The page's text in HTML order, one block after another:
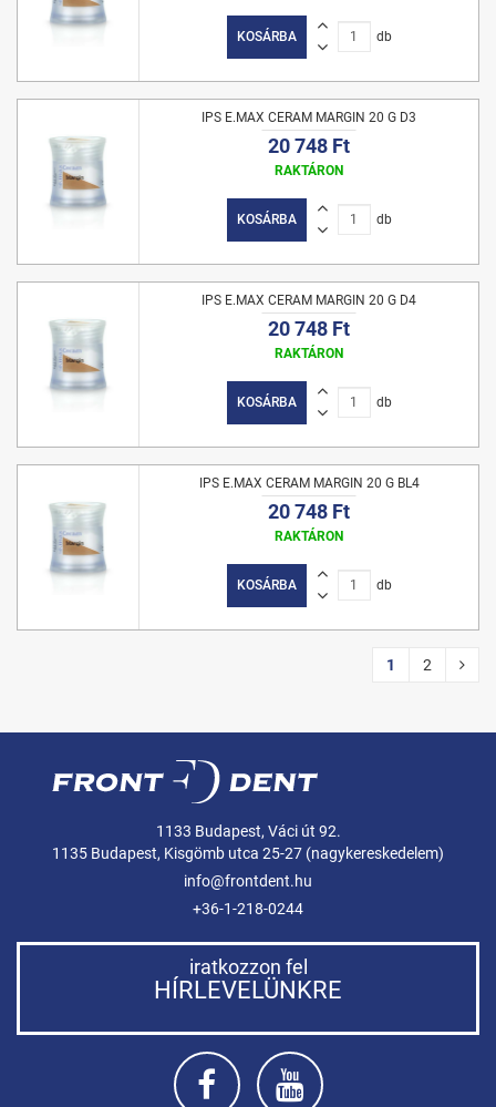
KOSÁRBA db
IPS E.MAX CERAM MARGIN 20 G D3
20 748 Ft
RAKTÁRON
KOSÁRBA db
IPS E.MAX CERAM MARGIN 20 G D4
20 748 Ft
RAKTÁRON
KOSÁRBA db
IPS E.MAX CERAM MARGIN 20 G BL4
20 748 Ft
RAKTÁRON
KOSÁRBA db
1 2
1133 Budapest, Váci út 92.
1135 Budapest, Kisgömb utca 25-27 (nagykereskedelem)
info@frontdent.hu
+36-1-218-0244
iratkozzon fel
HÍRLEVELÜNKRE